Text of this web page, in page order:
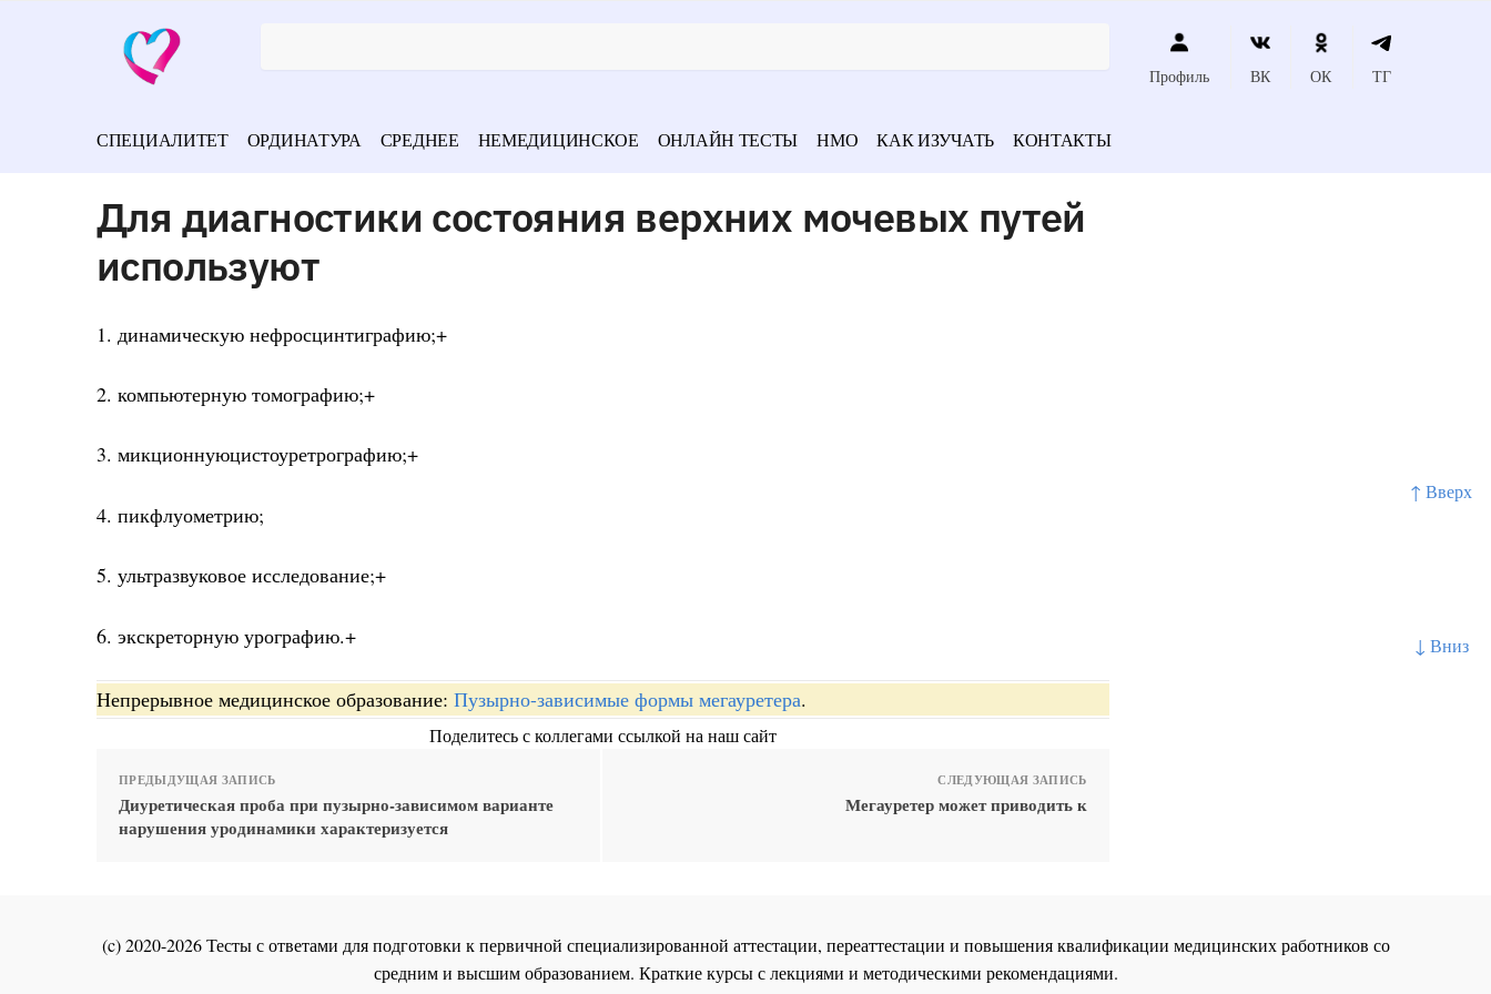
↑ Вверх
↓ Вниз
Профиль ВК ОК ТГ
СПЕЦИАЛИТЕТ ОРДИНАТУРА СРЕДНЕЕ НЕМЕДИЦИНСКОЕ ОНЛАЙН ТЕСТЫ НМО КАК ИЗУЧАТЬ КОНТАКТЫ
Для диагностики состояния верхних мочевых путей
используют
1. динамическую нефросцинтиграфию;+
2. компьютерную томографию;+
3. микционнуюцистоуретрографию;+
4. пикфлуометрию;
5. ультразвуковое исследование;+
6. экскреторную урографию.+
Непрерывное медицинское образование: Пузырно-зависимые формы мегауретера.
Поделитесь с коллегами ссылкой на наш сайт
ПРЕДЫДУЩАЯ ЗАПИСЬ
Диуретическая проба при пузырно-зависимом варианте
нарушения уродинамики характеризуется
СЛЕДУЮЩАЯ ЗАПИСЬ
Мегауретер может приводить к
(c) 2020-2026 Тесты с ответами для подготовки к первичной специализированной аттестации, переаттестации и повышения квалификации медицинских работников со
средним и высшим образованием. Краткие курсы с лекциями и методическими рекомендациями.